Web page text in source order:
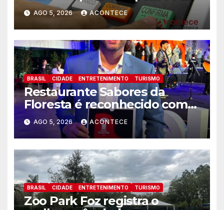
agosto
AGO 5, 2026 ACONTECE
BRASIL CIDADE ENTRETENIMENTO TURISMO
Restaurante Sabores da
Floresta é reconhecido como
um dos Lugares Imperdíveis
de Foz do Iguaçu
AGO 5, 2026 ACONTECE
BRASIL CIDADE ENTRETENIMENTO TURISMO
Zoo Park Foz registra o